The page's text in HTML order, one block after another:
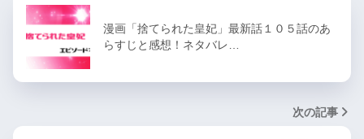
漫画「捨てられた皇妃」最新話１０５話のあ
らすじと感想！ネタバレ…
次の記事